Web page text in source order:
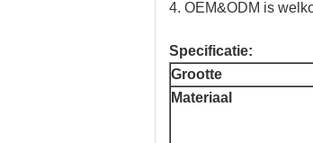
4. OEM&ODM is
Specificatie:
Grootte
Materiaal